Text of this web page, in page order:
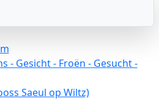
- Gesicht - Froën - Gesucht -
Saeul op Wiltz)